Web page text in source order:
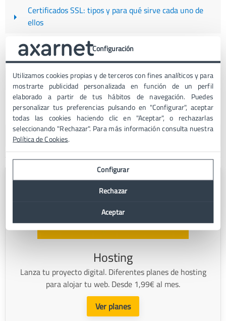
Certificados SSL: tipos y para qué sirve cada uno de
ellos
Qué es OneDrive, para qué sirve y usos【Microsoft
365】
¿Cómo escoger el hosting para tu e-commerce?
Microsoft 365: llévate la oficina a donde quiera que
vayas
Antispam: 5 razones por las que contratar uno
Hosting
Lanza tu proyecto digital. Diferentes planes de hosting
para alojar tu web. Desde 1,99€ al mes.
Ver planes
Configuración
Utilizamos cookies propias y de terceros con fines analíticos y para
mostrarte publicidad personalizada en función de un perfil
elaborado a partir de tus hábitos de navegación. Puedes
personalizar tus preferencias pulsando en "Configurar", aceptar
todas las cookies haciendo clic en "Aceptar", o rechazarlas
seleccionando "Rechazar". Para más información consulta nuestra
Política de Cookies.
Configurar
Rechazar
Aceptar